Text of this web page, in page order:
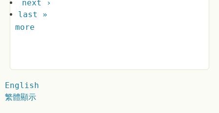
next ›
last »
more
English
繁體顯示